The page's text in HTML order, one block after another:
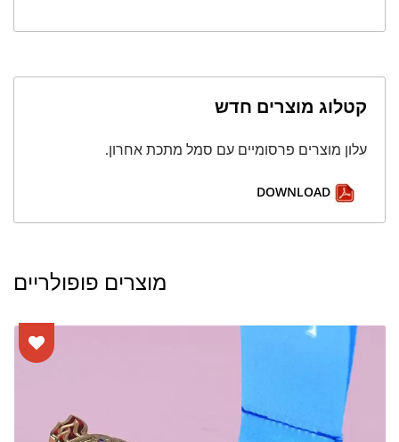
קטלוג מוצרים חדש
עלון מוצרים פרסומיים עם סמל מתכת אחרון.
מוצרים פופולריים